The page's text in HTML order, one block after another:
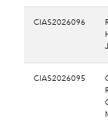
CIAS2026096
CIAS2026095